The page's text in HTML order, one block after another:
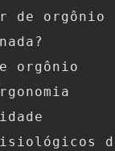
de orgônio
orgônio